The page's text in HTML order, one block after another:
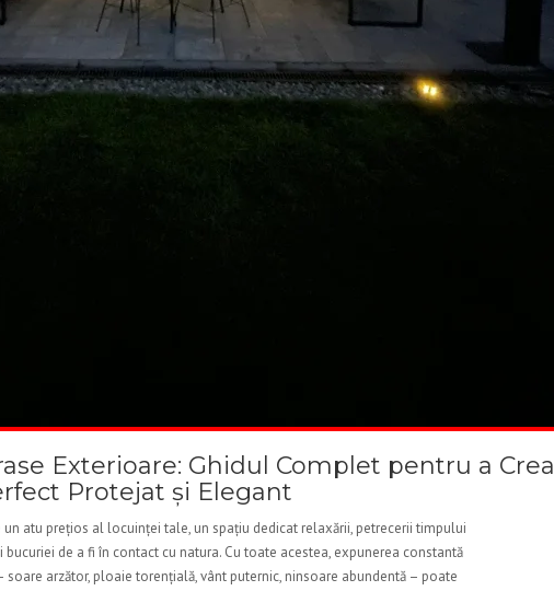
Exterioare: Ghidul Complet pentru a Crea
Protejat și Elegant
un atu prețios al locuinței tale, un spațiu dedicat relaxării, petrecerii timpului
bucuriei de a fi în contact cu natura. Cu toate acestea, expunerea constantă
arzător, ploaie torențială, vânt puternic, ninsoare abundentă – poate